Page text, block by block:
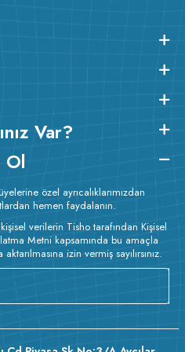
Var?
Ol
özel ayrıcalıklarımızdan
hemen faydalanın.
verilerin Tisho tarafından Kişisel
Metni kapsamında bu amaçla
izin vermiş sayılırsınız.